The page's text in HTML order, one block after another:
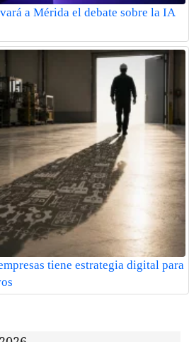
a Mérida el debate sobre la IA
tiene estrategia digital para